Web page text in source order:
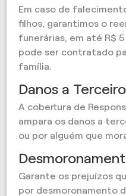
Em caso de
filhos, garantimos o
funerárias, em até R$
pode ser contratado
família.
Danos a
A cobertura de
ampara os danos a
ou por alguém que
Garante os prejuízos
por desmoronamento